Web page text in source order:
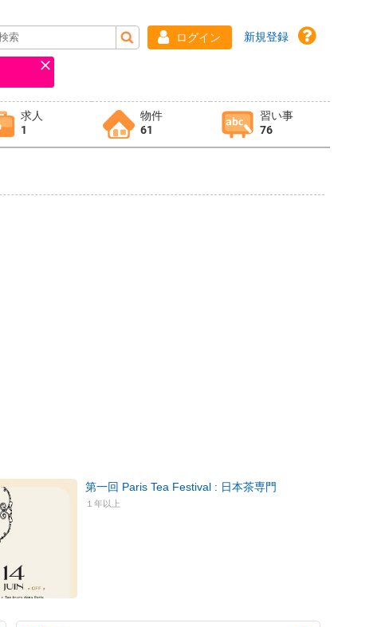
ログイン 新規登録
求人
1
物件
61
習い事
76
第一回 Paris Tea Festival : 日本茶専門
１年以上